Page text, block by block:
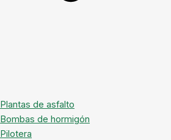
Plantas de asfalto
Bombas de hormigón
Pilotera